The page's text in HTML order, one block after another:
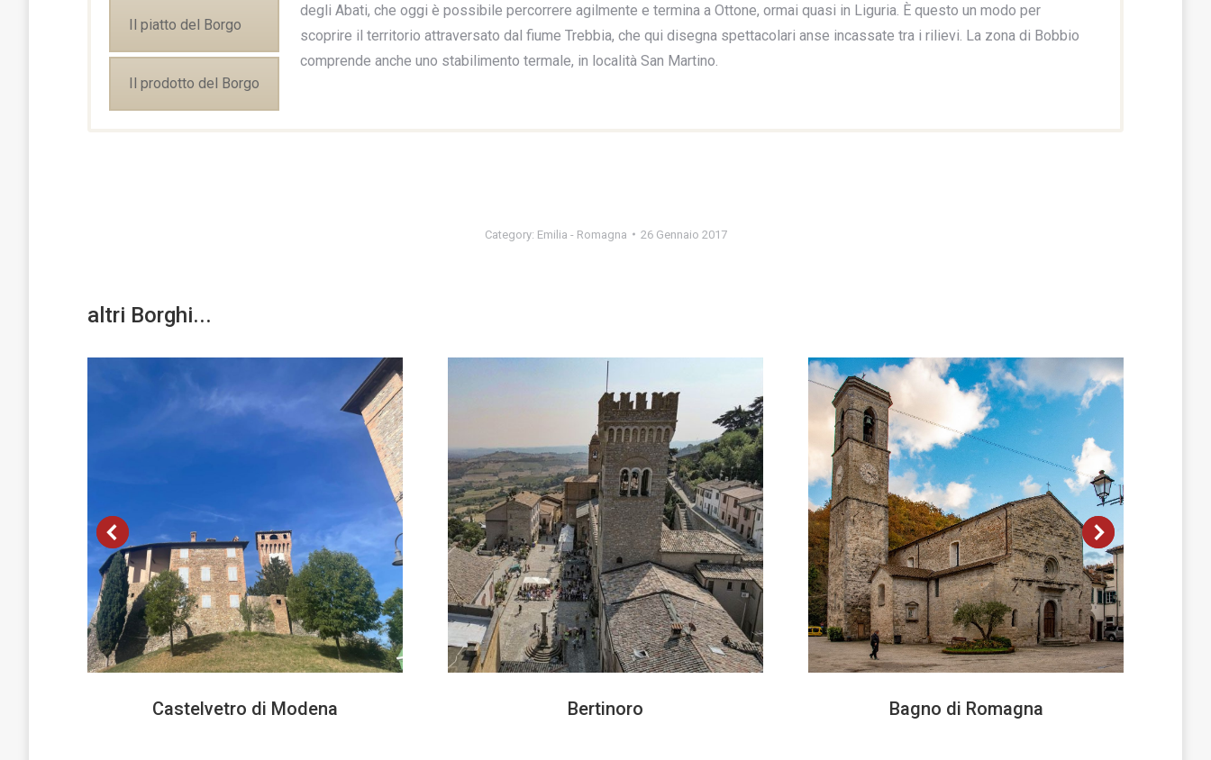
Il piatto del Borgo
Il prodotto del Borgo
degli Abati, che oggi è possibile percorrere agilmente e termina a Ottone, ormai quasi in Liguria. È questo un modo per
scoprire il territorio attraversato dal fiume Trebbia, che qui disegna spettacolari anse incassate tra i rilievi. La zona di Bobbio
comprende anche uno stabilimento termale, in località San Martino.
Category: Emilia - Romagna 26 Gennaio 2017
altri Borghi...
Castelvetro di Modena Bertinoro Bagno di Romagna